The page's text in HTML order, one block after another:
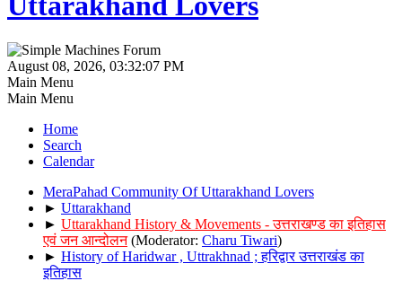
August 08, 2026, 03:32:07 PM
Main Menu
Main Menu
Home
Search
Calendar
MeraPahad Community Of Uttarakhand Lovers
► Uttarakhand
► Uttarakhand History & Movements - उत्तराखण्ड का इतिहास
एवं जन आन्दोलन (Moderator: Charu Tiwari)
► History of Haridwar , Uttrakhnad ; हरिद्वार उत्तराखंड का
इतिहास